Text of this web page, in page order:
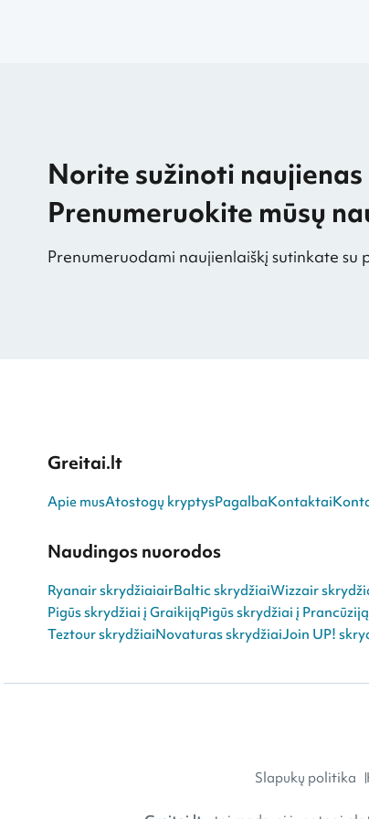
Norite sužinoti
Prenumeruokite mūsų
Prenumeruodami naujienlaiškį sutinkate su
Greitai.lt
Apie musAtostogų kryptysPagalbaKontaktai
Naudingos nuorodos
Ryanair skrydžiaiairBaltic skrydžiaiWizzair
Pigūs skrydžiai į GraikijąPigūs skrydžiai į Prancūziją
Teztour skrydžiaiNovaturas skrydžiaiJoin UP!
Slapukų politika